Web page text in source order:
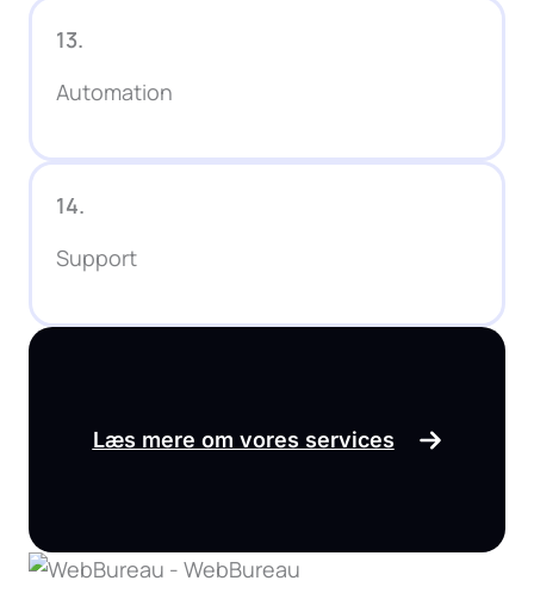
13.
Automation
14.
Support
Læs mere om vores services